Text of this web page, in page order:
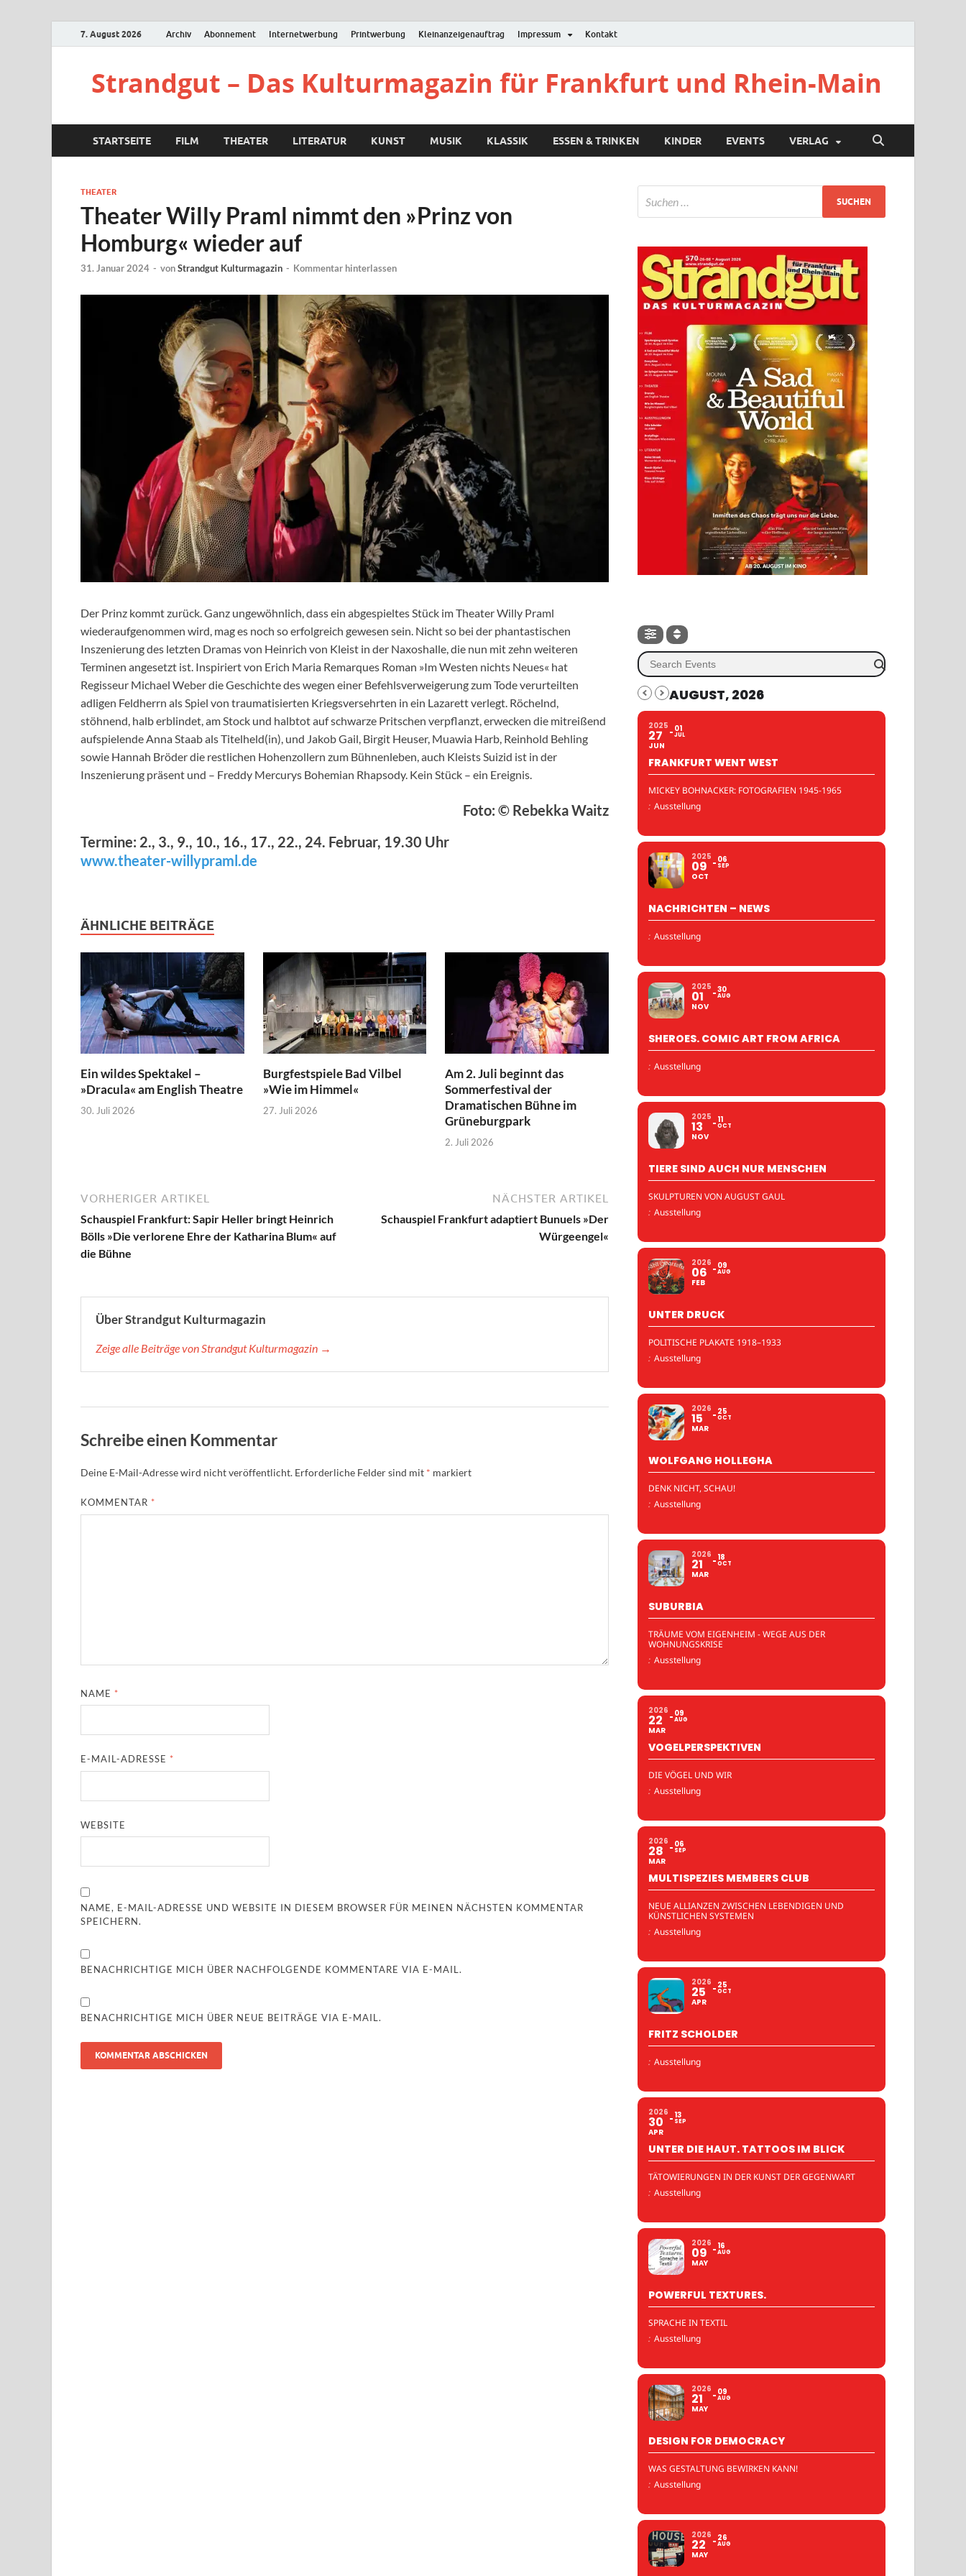
7. August 2026 Archiv Abonnement Internetwerbung Printwerbung Kleinanzeigenauftrag Impressum Kontakt
Strandgut – Das Kulturmagazin für Frankfurt und Rhein-Main
STARTSEITE FILM THEATER LITERATUR KUNST MUSIK KLASSIK ESSEN & TRINKEN KINDER EVENTS VERLAG
THEATER
Theater Willy Praml nimmt den »Prinz von
Homburg« wieder auf
31. Januar 2024 - vonStrandgut Kulturmagazin - Kommentar hinterlassen
Der Prinz kommt zurück. Ganz ungewöhnlich, dass ein abgespieltes Stück im Theater Willy Praml
wiederaufgenommen wird, mag es noch so erfolgreich gewesen sein. Nicht so bei der phantastischen
Inszenierung des letzten Dramas von Heinrich von Kleist in der Naxoshalle, die nun mit zehn weiteren
Terminen angesetzt ist. Inspiriert von Erich Maria Remarques Roman »Im Westen nichts Neues« hat
Regisseur Michael Weber die Geschichte des wegen einer Befehlsverweigerung zum Tode verurteilten
adligen Feldherrn als Spiel von traumatisierten Kriegsversehrten in ein Lazarett verlegt. Röchelnd,
stöhnend, halb erblindet, am Stock und halbtot auf schwarze Pritschen verpflanzt, erwecken die mitreißend
aufspielende Anna Staab als Titelheld(in), und Jakob Gail, Birgit Heuser, Muawia Harb, Reinhold Behling
sowie Hannah Bröder die restlichen Hohenzollern zum Bühnenleben, auch Kleists Suizid ist in der
Inszenierung präsent und – Freddy Mercurys Bohemian Rhapsody. Kein Stück – ein Ereignis.
Foto: © Rebekka Waitz
Termine: 2., 3., 9., 10., 16., 17., 22., 24. Februar, 19.30 Uhr
www.theater-willypraml.de
ÄHNLICHE BEITRÄGE
Ein wildes Spektakel –
»Dracula« am English Theatre
30. Juli 2026
Burgfestspiele Bad Vilbel
»Wie im Himmel«
27. Juli 2026
Am 2. Juli beginnt das
Sommerfestival der
Dramatischen Bühne im
Grüneburgpark
2. Juli 2026
VORHERIGER ARTIKEL
Schauspiel Frankfurt: Sapir Heller bringt Heinrich
Bölls »Die verlorene Ehre der Katharina Blum« auf
die Bühne
NÄCHSTER ARTIKEL
Schauspiel Frankfurt adaptiert Bunuels »Der
Würgeengel«
Über Strandgut Kulturmagazin
Zeige alle Beiträge von Strandgut Kulturmagazin →
Schreibe einen Kommentar
Deine E-Mail-Adresse wird nicht veröffentlicht. Erforderliche Felder sind mit * markiert
KOMMENTAR *
NAME *
E-MAIL-ADRESSE *
WEBSITE
NAME, E-MAIL-ADRESSE UND WEBSITE IN DIESEM BROWSER FÜR MEINEN NÄCHSTEN KOMMENTAR
SPEICHERN.
BENACHRICHTIGE MICH ÜBER NACHFOLGENDE KOMMENTARE VIA E-MAIL.
BENACHRICHTIGE MICH ÜBER NEUE BEITRÄGE VIA E-MAIL.
AUGUST, 2026
2025
27
JUN
01
JUL
FRANKFURT WENT WEST
MICKEY BOHNACKER: FOTOGRAFIEN 1945-1965
: Ausstellung
2025
09
OCT
06
SEP
NACHRICHTEN – NEWS
: Ausstellung
2025
01
NOV
30
AUG
SHEROES. COMIC ART FROM AFRICA
: Ausstellung
2025
13
NOV
11
OCT
TIERE SIND AUCH NUR MENSCHEN
SKULPTUREN VON AUGUST GAUL
: Ausstellung
2026
06
FEB
09
AUG
UNTER DRUCK
POLITISCHE PLAKATE 1918–1933
: Ausstellung
2026
15
MAR
25
OCT
WOLFGANG HOLLEGHA
DENK NICHT, SCHAU!
: Ausstellung
2026
21
MAR
18
OCT
SUBURBIA
TRÄUME VOM EIGENHEIM - WEGE AUS DER
WOHNUNGSKRISE
: Ausstellung
2026
22
MAR
09
AUG
VOGELPERSPEKTIVEN
DIE VÖGEL UND WIR
: Ausstellung
2026
28
MAR
06
SEP
MULTISPEZIES MEMBERS CLUB
NEUE ALLIANZEN ZWISCHEN LEBENDIGEN UND
KÜNSTLICHEN SYSTEMEN
: Ausstellung
2026
25
APR
25
OCT
FRITZ SCHOLDER
: Ausstellung
2026
30
APR
13
SEP
UNTER DIE HAUT. TATTOOS IM BLICK
TÄTOWIERUNGEN IN DER KUNST DER GEGENWART
: Ausstellung
2026
09
MAY
16
AUG
POWERFUL TEXTURES.
SPRACHE IN TEXTIL
: Ausstellung
2026
21
MAY
09
AUG
DESIGN FOR DEMOCRACY
WAS GESTALTUNG BEWIRKEN KANN!
: Ausstellung
2026
22
MAY
26
AUG